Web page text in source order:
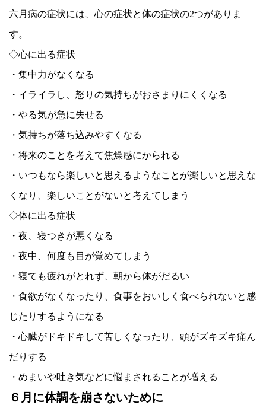
六月病の症状には、心の症状と体の症状の2つがありま
す。
◇心に出る症状
・集中力がなくなる
・イライラし、怒りの気持ちがおさまりにくくなる
・やる気が急に失せる
・気持ちが落ち込みやすくなる
・将来のことを考えて焦燥感にかられる
・いつもなら楽しいと思えるようなことが楽しいと思えな
くなり、楽しいことがないと考えてしまう
◇体に出る症状
・夜、寝つきが悪くなる
・夜中、何度も目が覚めてしまう
・寝ても疲れがとれず、朝から体がだるい
・食欲がなくなったり、食事をおいしく食べられないと感
じたりするようになる
・心臓がドキドキして苦しくなったり、頭がズキズキ痛ん
だりする
・めまいや吐き気などに悩まされることが増える
６月に体調を崩さないために